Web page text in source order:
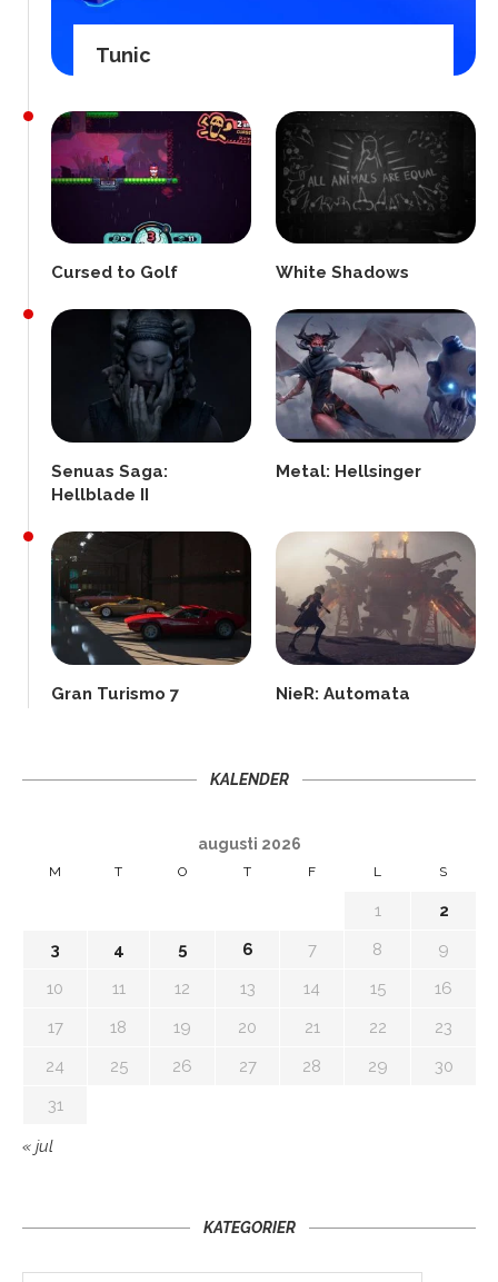
Tunic
Cursed to Golf White Shadows
Senuas Saga:
Hellblade II
Metal: Hellsinger
Gran Turismo 7 NieR: Automata
KALENDER
augusti 2026
M T O T F L S
1
2
3
4 5 6 7 8
9
10
11 12 13 14 15
16
17
18 19 20 21 22
23
24
25 26 27 28 29
30
31
« jul
KATEGORIER